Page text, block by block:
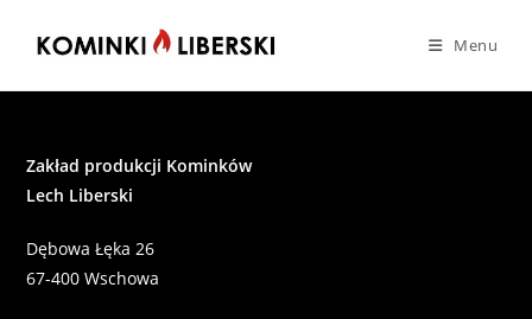
Menu
Zakład produkcji Kominków
Lech Liberski
Dębowa Łęka 26
67-400 Wschowa